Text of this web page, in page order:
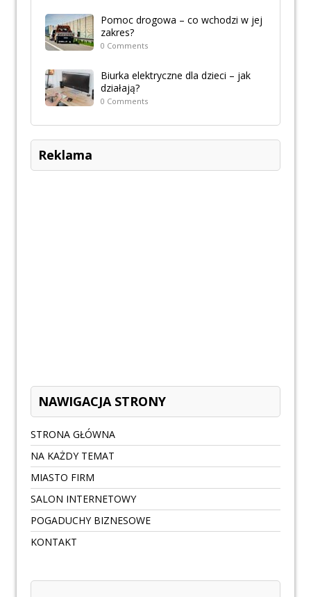
Pomoc drogowa – co wchodzi w jej
zakres?
0 Comments
Biurka elektryczne dla dzieci – jak
działają?
0 Comments
Reklama
NAWIGACJA STRONY
STRONA GŁÓWNA
NA KAŻDY TEMAT
MIASTO FIRM
SALON INTERNETOWY
POGADUCHY BIZNESOWE
KONTAKT